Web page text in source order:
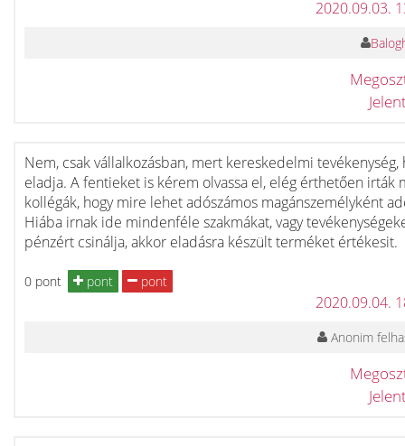
2020.09.03.
Nem, csak vállalkozásban, mert kereskedelmi tevékenység,
eladja. A fentieket is kérem olvassa el, elég érthetően irták
kollégák, hogy mire lehet adószámos magánszemélyként
Hiába irnak ide mindenféle szakmákat, vagy
pénzért csinálja, akkor eladásra készült terméket értékesit.
0 pont pont pont
2020.09.04.
Anonim